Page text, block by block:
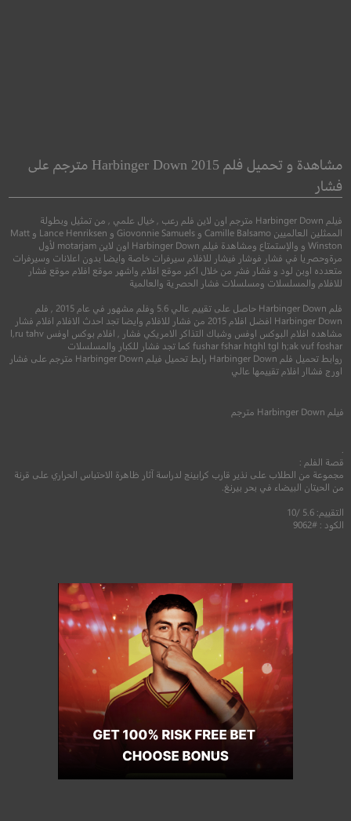
ما لا نهاية: الموضوع غير
معروف
غموض●خيال علمي
وسيم
كوميدي●
مشاهدة و تحميل فلم Harbinger Down 2015 مترجم على
فشار
فيلم Harbinger Down مترجم اون لاين فلم رعب , خيال علمي , من تمثيل وبطولة
الممثلين العالميين Camille Balsamo و Giovonnie Samuels و Lance Henriksen و Matt
Winston و والإستمتاع ومشاهدة فيلم Harbinger Down اون لاين motarjam لأول
مرةوحصريا في فشار فوشار فيشار للافلام سيرفرات خاصة وايضا بدون اعلانات وسيرفرات
متعدده اوبن لود و فشار فشر من خلال اكبر موقع افلام واشهر موقع افلام موقع فشار
للافلام والمسلسلات ومسلسلات فشار الحصرية والعالمية
فلم Harbinger Down حاصل على تقييم عالي 5.6 وفلم مشهور في عام 2015 , فلم
Harbinger Down افضل افلام 2015 من فشار للافلام وايضا تجد احدث الافلام افلام فشار
مشاهده افلام البوكس اوفس وشباك التذاكر الامريكي فشار , افلام بوكس اوفس l,ru tahv
fushar fshar htghl tgl h;ak vuf foshar كما تجد فشار للكبار والمسلسلات
روابط تحميل فلم Harbinger Down رابط تحميل فيلم Harbinger Down مترجم على فشار
اورج فشاار افلام تقييمها عالي
فيلم Harbinger Down مترجم
قصة الفلم :
مجموعة من الطلاب على نذير قارب كرابينج لدراسة آثار ظاهرة الاحتباس الحراري على قرنة
من الحيتان البيضاء في بحر بيرنغ.
التقييم: 5.6 /10
الكود : #9062